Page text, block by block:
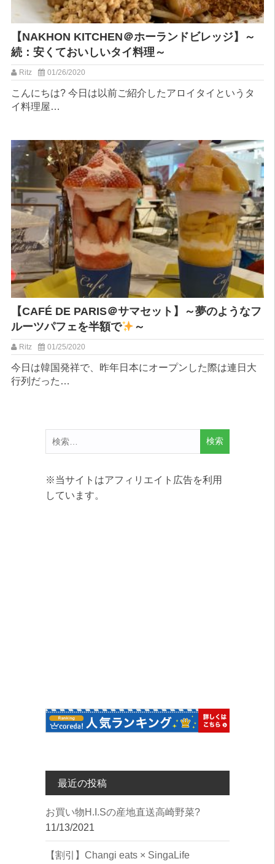
【NAKHON KITCHEN＠ホーランドビレッジ】～
続：安くておいしいタイ料理～
Ritz 01/26/2020
こんにちは? 今日は以前ご紹介したアロイタイというタ
イ料理屋…
【CAFÉ DE PARIS＠サマセット】～夢のようなフ
ルーツパフェを半額で
～
Ritz 01/25/2020
今日は韓国発祥で、昨年日本にオープンした際は連日大
行列だった…
検
索:
※当サイトはアフィリエイト広告を利用
しています。
最近の投稿
︎お買い物︎H.I.Sの産地直送高崎野菜?
11/13/2021
【割引】Changi eats × SingaLife